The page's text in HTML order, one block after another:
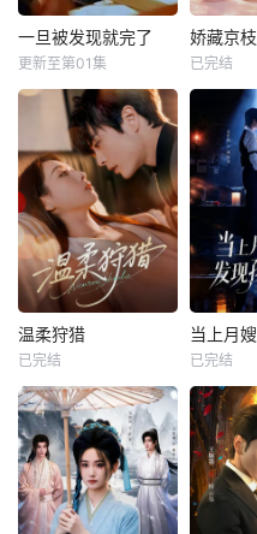
一旦被发现就完了
更新至第01集
娇藏京枝
已完结
温柔狩猎
已完结 已完结